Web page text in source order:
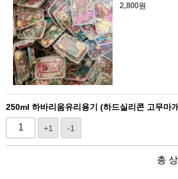
2,800원
250ml 하바리움유리용기 (하드실리콘 고무마
+1 -1
총